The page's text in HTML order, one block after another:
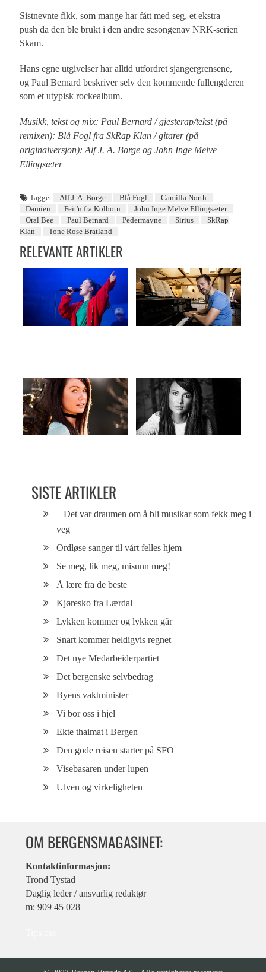
Sistnevnte fikk, som mange har fått med seg, et ekstra
push da den ble brukt i den andre sesongenav NRK-serien
Skam.
Hans egne utgivelser har alltid utfordret sjangergrensene,
og Paul Bernard beskriver selv den kommende fullengderen
som et utypisk rockealbum.
Musikk, tekst og mix: Paul Bernard / gjesterap/tekst (på
remixen): Blå Fogl fra SkRap Klan / gitarer (på
originalversjon): Alf J. A. Borge og John Inge Melve
Ellingsæter
Tagget Alf J. A. Borge Blå Fogl
Camilla North
Damien
Feit'n fra Kolbotn
John Inge Melve Ellingsæter
Oral Bee
Paul Bernard Pedermayne Sirius
SkRap
Klan
Tone Rose Bratland
RELEVANTE ARTIKLER
SISTE ARTIKLER
– Det var draumen om å bli musikar som fekk meg i
veg
Ordløse sanger til vårt felles hjem
Se meg, lik meg, misunn meg!
Å lære fra de beste
Kjøresko fra Lærdal
Lykken kommer og lykken går
Snart kommer heldigvis regnet
Det nye Medarbeiderpartiet
Det bergenske selvbedrag
Byens vaktminister
Vi bor oss i hjel
Ekte thaimat i Bergen
Den gode reisen starter på SFO
Visebasaren under lupen
Ulven og virkeligheten
OM BERGENSMAGASINET:
Kontaktinformasjon:
Trond Tystad
Daglig leder / ansvarlig redaktør
m: 909 45 028